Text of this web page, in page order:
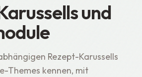
und
Rezept-Karussells
Themes kennen, mit